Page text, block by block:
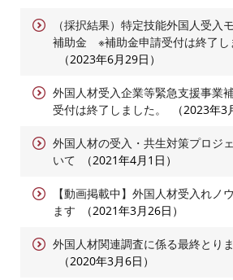
（採択結果）特定技能外国人受入
補助金 ※補助金申請受付は終了し
2023年6月29日
外国人材受入企業等緊急支援事
受付は終了しました。
2023年3
外国人材の受入・共生対策プロジ
いて
2021年4月1日
【動画掲載中】外国人材受入れノ
ます
2021年3月26日
外国人材関連調査に係る最終とり
2020年3月6日